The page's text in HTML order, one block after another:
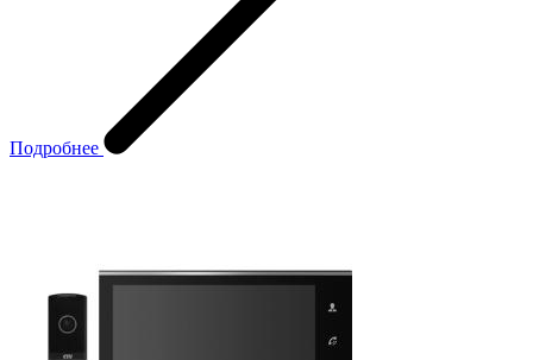
Подробнее